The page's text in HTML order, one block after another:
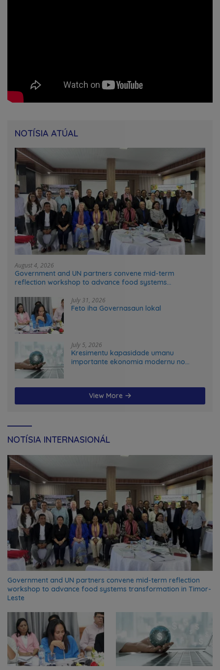
NOTÍSIA ATÚAL
August 4, 2026
Government and UN partners convene mid-term
reflection workshop to advance food systems
July 31, 2026
Feto iha Governasaun lokal
July 5, 2026
Kresimentu kapasidade umanu
importante ekonomia modernu no
View More
NOTÍSIA INTERNASIONÁL
Government and UN partners convene mid-term reflection
workshop to advance food systems transformation in Timor-
Leste